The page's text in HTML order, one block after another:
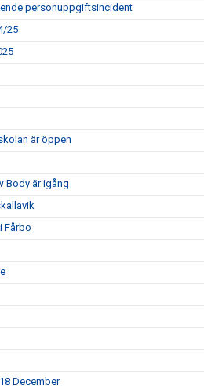
personuppgiftsincident
25
är öppen
Body är igång
Fårbo
December